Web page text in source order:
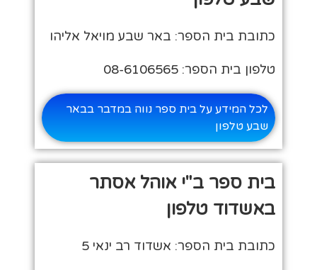
כתובת בית הספר: באר שבע מויאל אליהו
טלפון בית הספר: 08-6106565
לכל המידע על בית ספר נווה במדבר בבאר
שבע טלפון
בית ספר ב"י אוהל אסתר
באשדוד טלפון
כתובת בית הספר: אשדוד רב ינאי 5